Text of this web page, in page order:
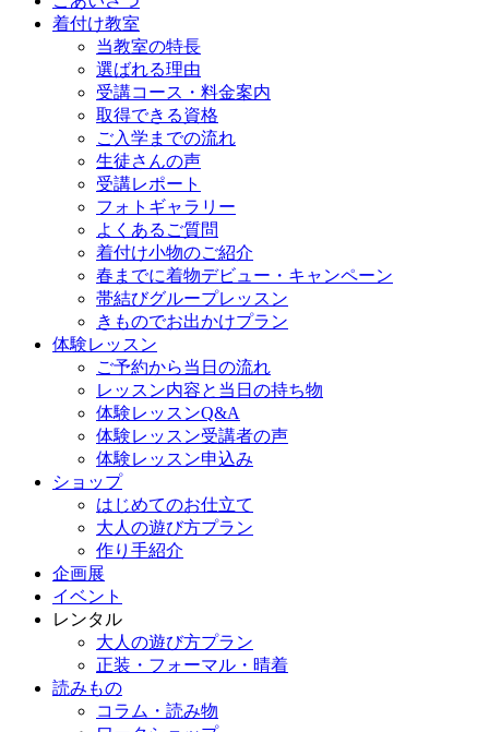
着付け教室
当教室の特長
選ばれる理由
受講コース・料金案内
取得できる資格
ご入学までの流れ
生徒さんの声
受講レポート
フォトギャラリー
よくあるご質問
着付け小物のご紹介
春までに着物デビュー・キャンペーン
帯結びグループレッスン
きものでお出かけプラン
体験レッスン
ご予約から当日の流れ
レッスン内容と当日の持ち物
体験レッスンQ&A
体験レッスン受講者の声
体験レッスン申込み
ショップ
はじめてのお仕立て
大人の遊び方プラン
作り手紹介
企画展
イベント
レンタル
大人の遊び方プラン
正装・フォーマル・晴着
読みもの
コラム・読み物